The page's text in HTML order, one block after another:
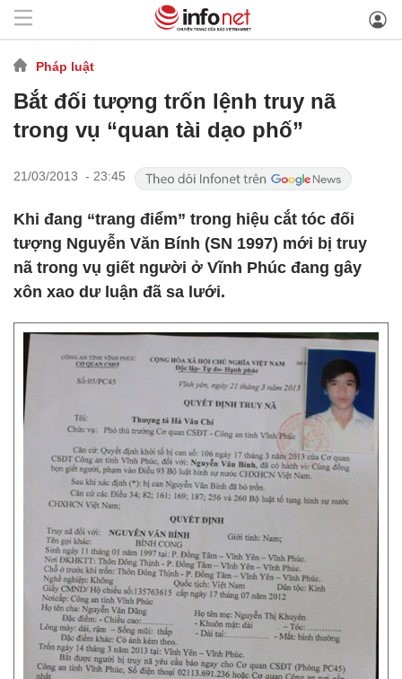
Pháp luật
Bắt đối tượng trốn lệnh truy nã
trong vụ “quan tài dạo phố”
21/03/2013 - 23:45
Khi đang “trang điểm” trong hiệu cắt tóc đối
tượng Nguyễn Văn Bính (SN 1997) mới bị truy
nã trong vụ giết người ở Vĩnh Phúc đang gây
xôn xao dư luận đã sa lưới.